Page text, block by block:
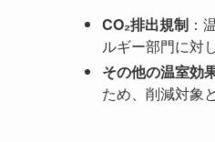
CO₂排出規制 ：
ルギー部門に対
その他の温室効
ため、削減対象